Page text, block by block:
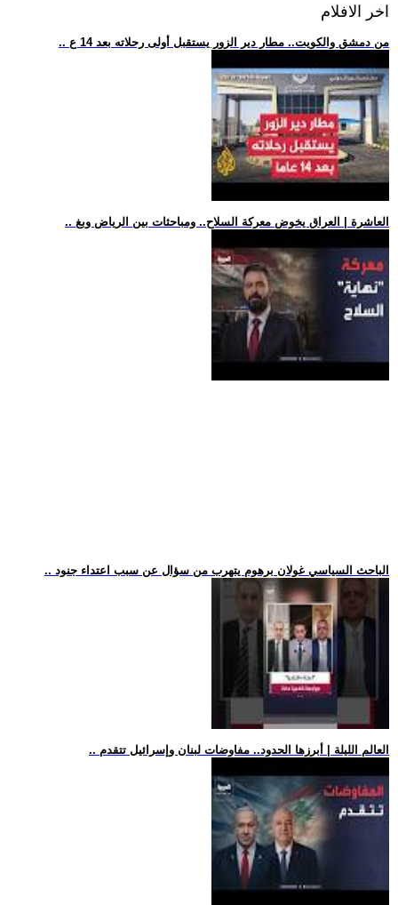
اخر الافلام
.. من دمشق والكويت.. مطار دير الزور يستقبل أولى رحلاته بعد 14 ع
.. العاشرة | العراق يخوض معركة السلاح.. ومباحثات بين الرياض وبغ
.. الباحث السياسي غولان برهوم يتهرب من سؤال عن سبب اعتداء جنود
.. العالم الليلة | أبرزها الحدود.. مفاوضات لبنان وإسرائيل تتقدم